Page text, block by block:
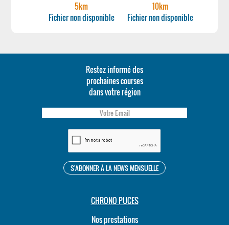
5km
Fichier non disponible
10km
Fichier non disponible
Restez informé des
prochaines courses
dans votre région
CHRONO PUCES
Nos prestations